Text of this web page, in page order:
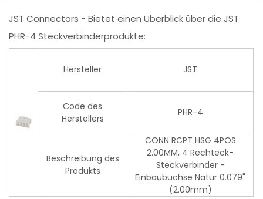
JST Connectors - Bietet einen Überblick über die JST
PHR-4 Steckverbinderprodukte:
Hersteller JST
Code des
Herstellers
PHR-4
Beschreibung des
Produkts
CONN RCPT HSG 4POS
2.00MM, 4 Rechteck-
Steckverbinder -
Einbaubuchse Natur 0.079"
(2.00mm)